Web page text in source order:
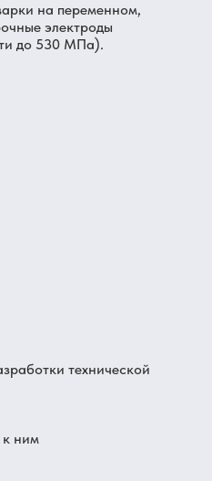
на переменном,
электроды
до 530 МПа).
технической
к ним